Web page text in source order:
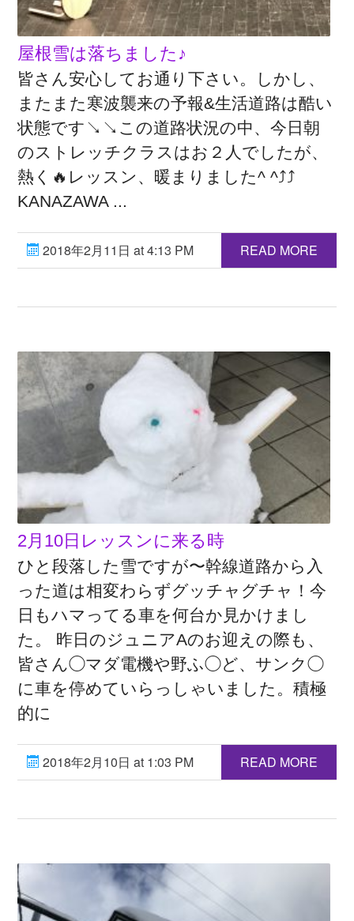
屋根雪は落ちました♪
皆さん安心してお通り下さい。しかし、
またまた寒波襲来の予報&生活道路は酷い
状態です↘️↘️この道路状況の中、今日朝
のストレッチクラスはお２人でしたが、
熱く🔥レッスン、暖まりました^ ^⤴️⤴️
KANAZAWA ...
2018年2月11日 at 4:13 PM READ MORE
2月10日レッスンに来る時
ひと段落した雪ですが〜幹線道路から入
った道は相変わらずグッチャグチャ！今
日もハマってる車を何台か見かけまし
た。 昨日のジュニアAのお迎えの際も、
皆さん◯マダ電機や野ふ◯ど、サンク◯
に車を停めていらっしゃいました。積極
的に
2018年2月10日 at 1:03 PM READ MORE